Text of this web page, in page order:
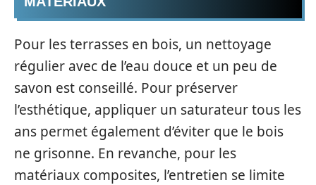
Pour les terrasses en bois, un nettoyage
régulier avec de l’eau douce et un peu de
savon est conseillé. Pour préserver
l’esthétique, appliquer un saturateur tous les
ans permet également d’éviter que le bois
ne grisonne. En revanche, pour les
matériaux composites, l’entretien se limite